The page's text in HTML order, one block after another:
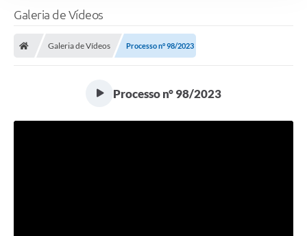
Galeria de Vídeos
Galeria de Vídeos Processo n° 98/2023
Processo n° 98/2023